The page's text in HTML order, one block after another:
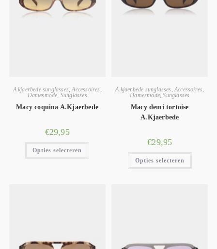
A.kjaerbede sunglasses,Accessoires ,
Damesmode, Sunglasses
Macy coquina A.Kjaerbede
€29,95
Opties selecteren
A.kjaerbede sunglasses ,Accessoires,
Damesmode,Sunglasses
Macy demi tortoise
A.Kjaerbede
€29,95
Opties selecteren